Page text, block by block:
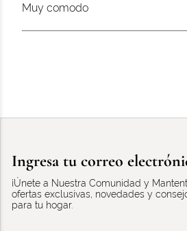
Muy comodo
Ingresa tu correo
¡Únete a Nuestra Comunidad y
ofertas exclusivas, novedades y
para tu hogar.